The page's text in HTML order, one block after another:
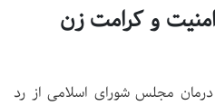
و کرامت زن
مجلس شورای اسلامی از رد